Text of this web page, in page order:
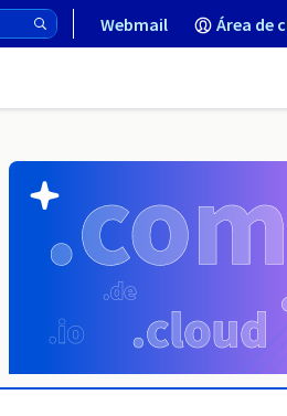
Webmail Área de